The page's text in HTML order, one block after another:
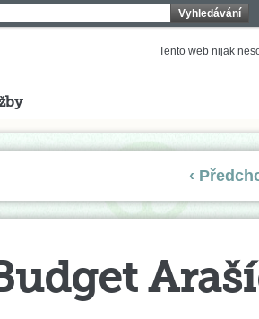
Vyhledávání
Tento web nijak
‹